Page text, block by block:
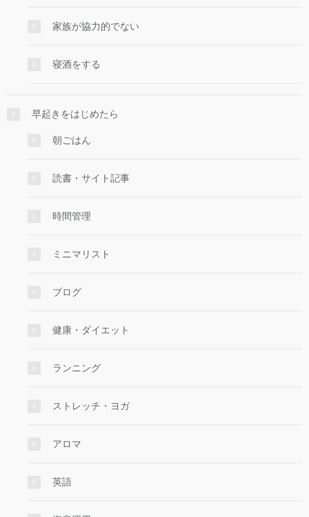
家族が協力的でない
寝酒をする
早起きをはじめたら
朝ごはん
読書・サイト記事
時間管理
ミニマリスト
ブログ
健康・ダイエット
ランニング
ストレッチ・ヨガ
アロマ
英語